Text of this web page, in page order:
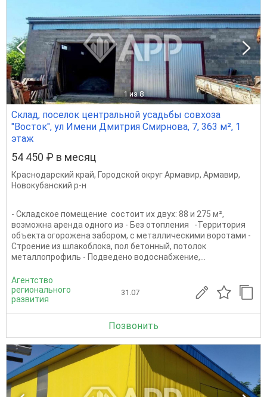
1 из 8
Склад, поселок центральной усадьбы совхоза
"Восток", ул Имени Дмитрия Смирнова, 7, 363 м², 1
этаж
54 450 ₽ в месяц
Краснодарский край, Городской округ Армавир, Армавир,
Новокубанский р-н
- Складское помещение состоит их двух: 88 и 275 м²,
возможна аренда одного из - Без отопления -Территория
объекта огорожена забором, с металлическими воротами -
Строение из шлакоблока, пол бетонный, потолок
металлопрофиль - Подведено водоснабжение,...
Агентство
регионального
развития
31.07
Позвонить